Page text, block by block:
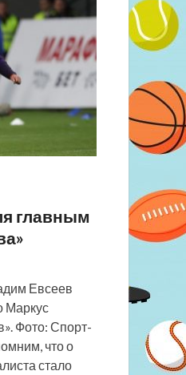
главным
Евсеев
Маркус
Фото: Спорт-
что о
стало